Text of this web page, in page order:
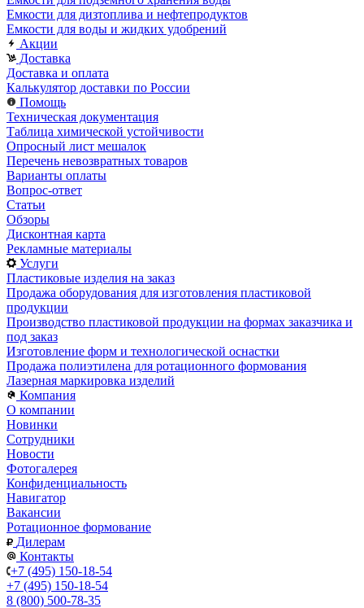
Емкости для дизтоплива и нефтепродуктов
Емкости для воды и жидких удобрений
Акции
Доставка
Доставка и оплата
Калькулятор доставки по России
Помощь
Техническая документация
Таблица химической устойчивости
Опросный лист мешалок
Перечень невозвратных товаров
Варианты оплаты
Вопрос-ответ
Статьи
Обзоры
Дисконтная карта
Рекламные материалы
Услуги
Пластиковые изделия на заказ
Продажа оборудования для изготовления пластиковой
продукции
Производство пластиковой продукции на формах заказчика и
под заказ
Изготовление форм и технологической оснастки
Продажа полиэтилена для ротационного формования
Лазерная маркировка изделий
Компания
О компании
Новинки
Сотрудники
Новости
Фотогалерея
Конфиденциальность
Навигатор
Вакансии
Ротационное формование
Дилерам
Контакты
+7 (495) 150-18-54
+7 (495) 150-18-54
8 (800) 500-78-35